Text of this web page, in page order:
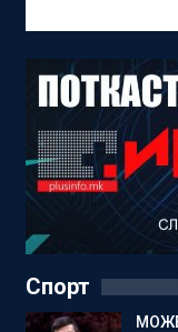
Спорт